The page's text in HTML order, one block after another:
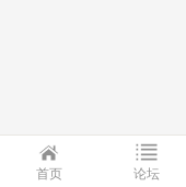
首页 论坛